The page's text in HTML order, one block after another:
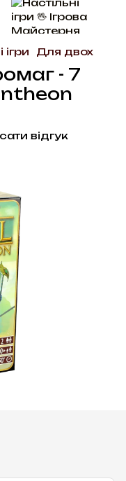
ігри Для двох
- 7
відгук